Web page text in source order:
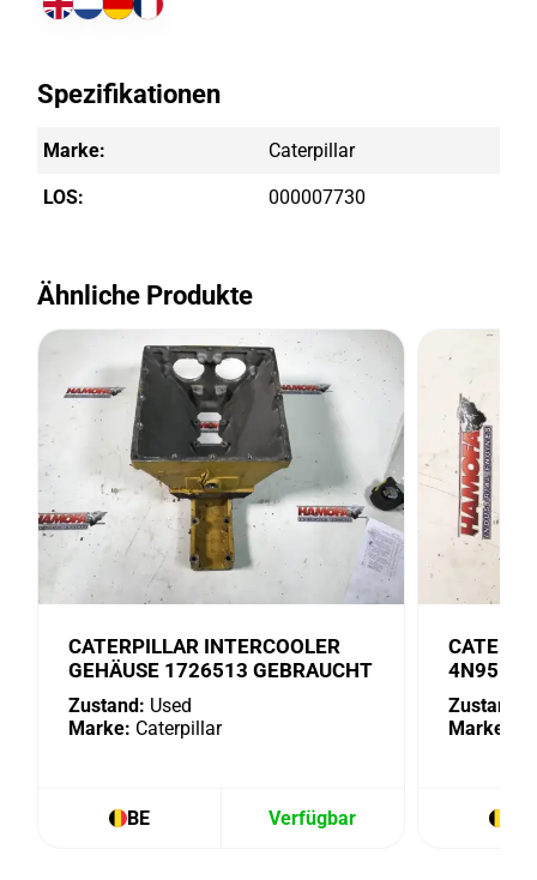
Spezifikationen
Marke: Caterpillar
LOS: 000007730
Ähnliche Produkte
CATERPILLAR INTERCOOLER
GEHÄUSE 1726513 GEBRAUCHT
Zustand: Used
Marke: Caterpillar
BE Verfügbar
4N9518
Zustand:
Marke: